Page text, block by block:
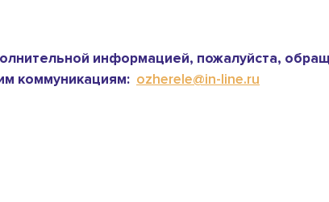
информацией, пожалуйста,
коммуникациям: ozherele@in-line.ru